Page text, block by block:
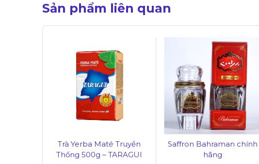
Sản phẩm liên quan
Trà Yerba Maté Truyền
Thống 500g – TARAGUI
Saffron Bahraman chính
hãng